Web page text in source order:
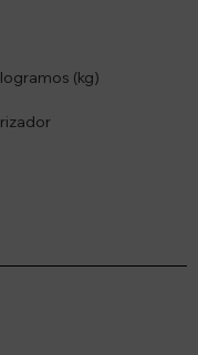
(kg)